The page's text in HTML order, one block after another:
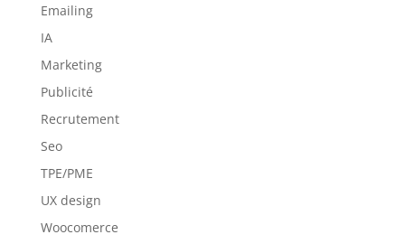
Emailing
IA
Marketing
Publicité
Recrutement
Seo
TPE/PME
UX design
Woocomerce